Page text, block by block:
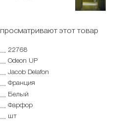
этот товар
22768
Odeon UP
Jacob Delafon
Франция
Белый
Фарфор
шт